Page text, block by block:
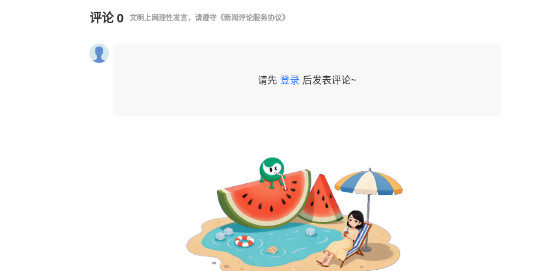
评论0 文明上网理性发言，请遵守 《新闻评论服务协议》
请先 登录 后发表评论~